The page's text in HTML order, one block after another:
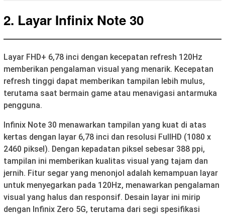
2. Layar Infinix Note 30
Layar FHD+ 6,78 inci dengan kecepatan refresh 120Hz
memberikan pengalaman visual yang menarik. Kecepatan
refresh tinggi dapat memberikan tampilan lebih mulus,
terutama saat bermain game atau menavigasi antarmuka
pengguna.
Infinix Note 30 menawarkan tampilan yang kuat di atas
kertas dengan layar 6,78 inci dan resolusi FullHD (1080 x
2460 piksel). Dengan kepadatan piksel sebesar 388 ppi,
tampilan ini memberikan kualitas visual yang tajam dan
jernih. Fitur segar yang menonjol adalah kemampuan layar
untuk menyegarkan pada 120Hz, menawarkan pengalaman
visual yang halus dan responsif. Desain layar ini mirip
dengan Infinix Zero 5G, terutama dari segi spesifikasi